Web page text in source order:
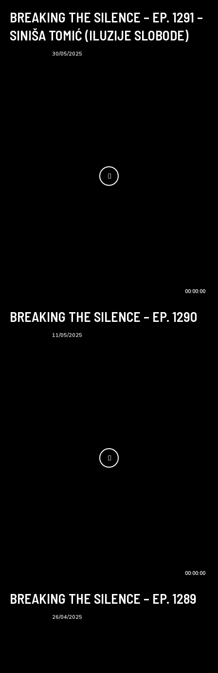
BREAKING THE SILENCE – EP. 1291 –
SINIŠA TOMIĆ (ILUZIJE SLOBODE)
30/05/2025
00:00:00
BREAKING THE SILENCE – EP. 1290
11/05/2025
00:00:00
BREAKING THE SILENCE – EP. 1289
26/04/2025